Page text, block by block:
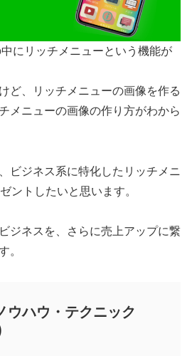
にリッチメニューという機能が
ど、リッチメニューの画像を作る
メニューの画像の作り方がわから
ビジネス系に特化したリッチメニ
ントしたいと思います。
ジネスを、さらに売上アップに繋
。
ウハウ・テクニック